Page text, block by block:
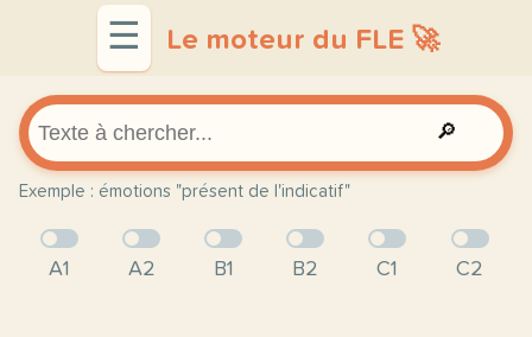
☰ Le moteur du FLE 🚀
🔎
Exemple : émotions "présent de l'indicatif"
A1 A2 B1 B2 C1 C2